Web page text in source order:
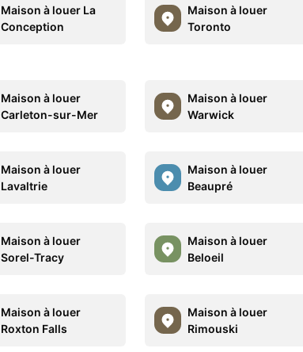
Maison à louer La
Conception
Maison à louer
Toronto
Maison à louer
Carleton-sur-Mer
Maison à louer
Warwick
Maison à louer
Lavaltrie
Maison à louer
Beaupré
Maison à louer
Sorel-Tracy
Maison à louer
Beloeil
Maison à louer
Roxton Falls
Maison à louer
Rimouski